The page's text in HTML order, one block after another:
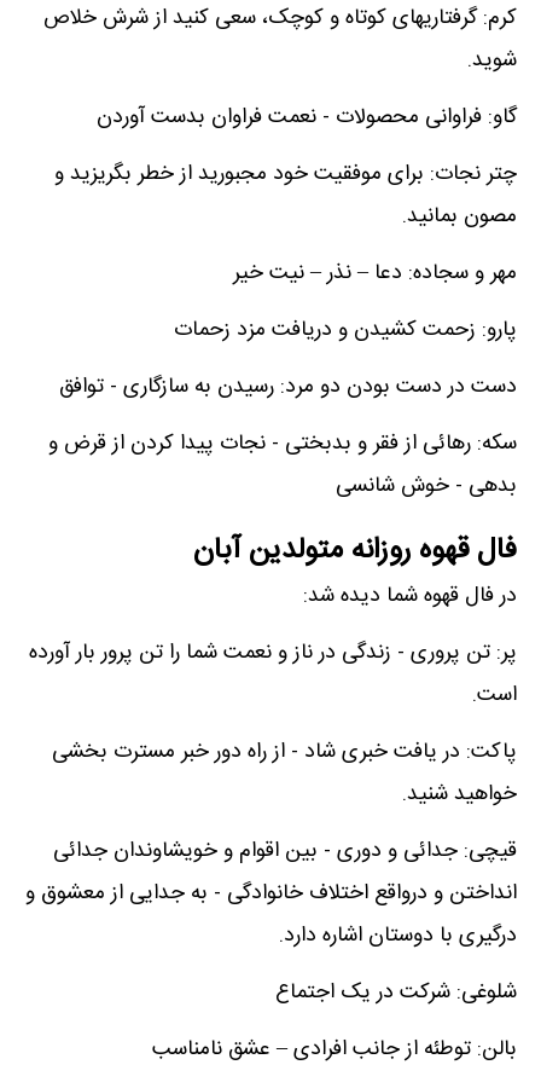
کرم: گرفتاریهای کوتاه و کوچک، سعی کنید از شرش خلاص
شوید.
گاو: فراوانی محصولات - نعمت فراوان بدست آوردن
چتر نجات: برای موفقیت خود مجبورید از خطر بگریزید و
مصون بمانید.
مهر و سجاده: دعا – نذر – نیت خیر
پارو: زحمت کشیدن و دریافت مزد زحمات
دست در دست بودن دو مرد: رسیدن به سازگاری - توافق
سکه: رهائی از فقر و بدبختی - نجات پیدا کردن از قرض و
بدهی - خوش شانسی
فال قهوه روزانه متولدین آبان
در فال قهوه شما دیده شد:
پر: تن پروری - زندگی در ناز و نعمت شما را تن پرور بار آورده
است.
پاکت: در یافت خبری شاد - از راه دور خبر مسترت بخشی
خواهید شنید.
قیچی: جدائی و دوری - بین اقوام و خویشاوندان جدائی
انداختن و درواقع اختلاف خانوادگی - به جدایی از معشوق و
درگیری با دوستان اشاره دارد.
شلوغی: شرکت در یک اجتماع
بالن: توطئه از جانب افرادی – عشق نامناسب